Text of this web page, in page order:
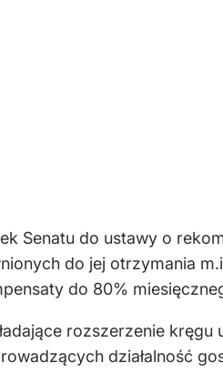
Senatu do ustawy o
do jej otrzymania
do 80%
rozszerzenie
działalność